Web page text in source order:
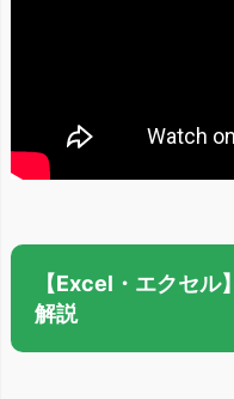
【Excel・エクセル
解説